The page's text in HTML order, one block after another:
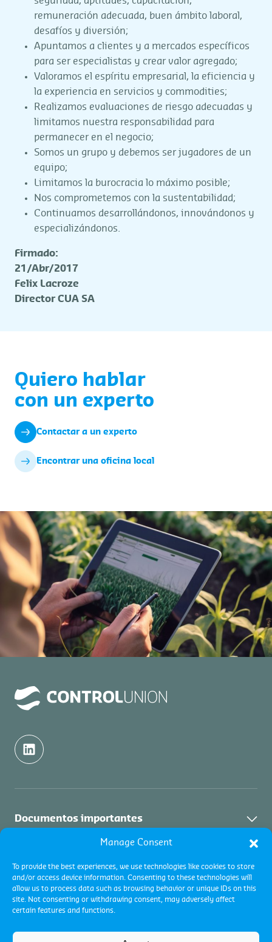
Manage Consent
To provide the best experiences, we use technologies like cookies to store
and/or access device information. Consenting to these technologies will
allow us to process data such as browsing behavior or unique IDs on this
site. Not consenting or withdrawing consent, may adversely affect
certain features and functions.
remuneración adecuada, buen ámbito laboral,
desafíos y diversión;
Apuntamos a clientes y a mercados específicos
para ser especialistas y crear valor agregado;
Valoramos el espíritu empresarial, la eficiencia y
la experiencia en servicios y commodities;
Realizamos evaluaciones de riesgo adecuadas y
limitamos nuestra responsabilidad para
permanecer en el negocio;
Somos un grupo y debemos ser jugadores de un
equipo;
Limitamos la burocracia lo máximo posible;
Nos comprometemos con la sustentabilidad;
Continuamos desarrollándonos, innovándonos y
especializándonos.
Firmado:
21/Abr/2017
Felix Lacroze
Director CUA SA
Quiero hablar
con un experto
Contactar a un experto
Encontrar una oficina local
Documentos importantes
Términos y condiciones
Global Términos y Condiciones
Quejas, apelaciones y reclamos
Código de conducta
Nosotros
Contacto
Servicios
Certificaciones
Inspecciones de Commodities
Global términos y condiciones